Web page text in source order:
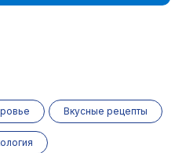
Вкусные рецепты